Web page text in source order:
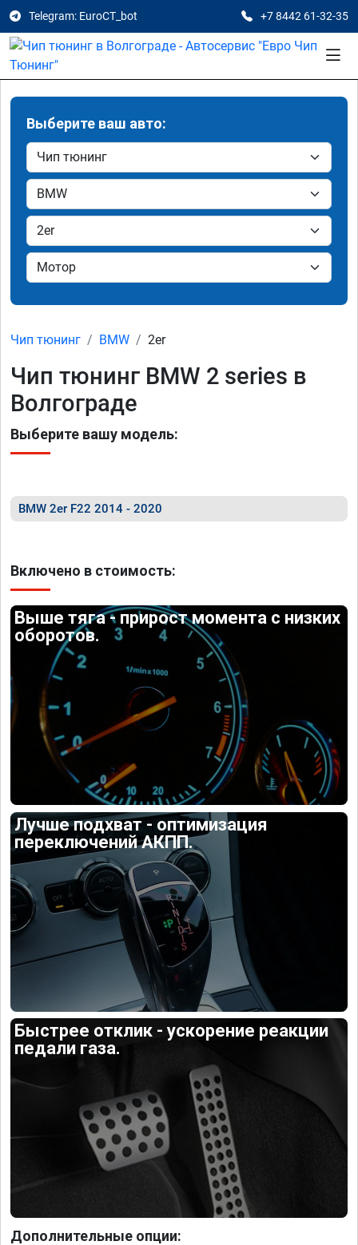
Telegram: EuroCT_bot +7 8442 61-32-35
Выберите ваш авто:
Чип тюнинг BMW 2er
Чип тюнинг BMW 2 series в
Волгограде
Выберите вашу модель:
BMW 2er F22 2014 - 2020
Включено в стоимость:
Выше тяга - прирост момента с низких
оборотов.
Лучше подхват - оптимизация
переключений АКПП.
Быстрее отклик - ускорение реакции
педали газа.
Дополнительные опции: